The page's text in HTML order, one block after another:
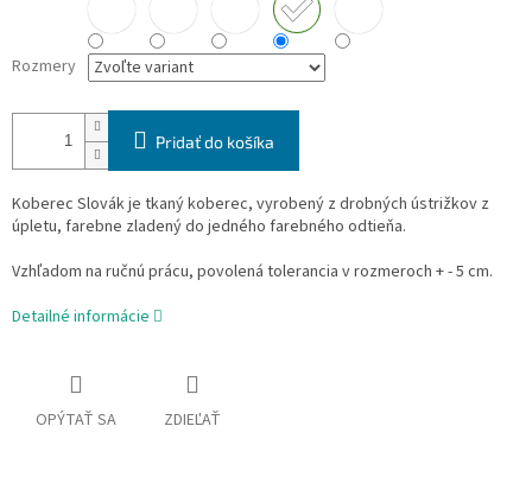
Rozmery
Pridať do košíka
Koberec Slovák je tkaný koberec, vyrobený z drobných ústrižkov z
úpletu, farebne zladený do jedného farebného odtieňa.
Vzhľadom na ručnú prácu, povolená tolerancia v rozmeroch + - 5 cm.
Detailné informácie
OPÝTAŤ SA ZDIEĽAŤ